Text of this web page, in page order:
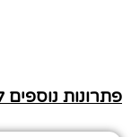
פתרונות